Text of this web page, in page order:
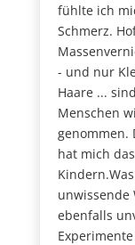
fühlte ich
Schmerz.
- und nur
Haare ...
Menschen
genommen.
hat mich
unwissende
ebenfalls